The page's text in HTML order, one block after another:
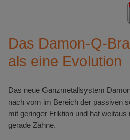
Das Damon-Q-
als eine Evolution
Das neue Ganzmetallsystem
nach vorn im Bereich der passiven
mit geringer Friktion und hat
gerade Zähne.